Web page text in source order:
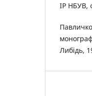
ІР НБУВ,
Либідь,